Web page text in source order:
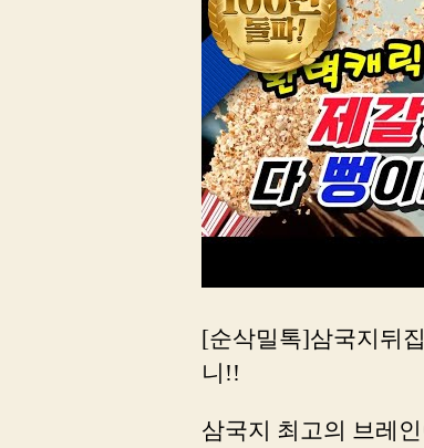
[순삭밀톡]삼국지뒤
니!!
삼국지 최고의 브레